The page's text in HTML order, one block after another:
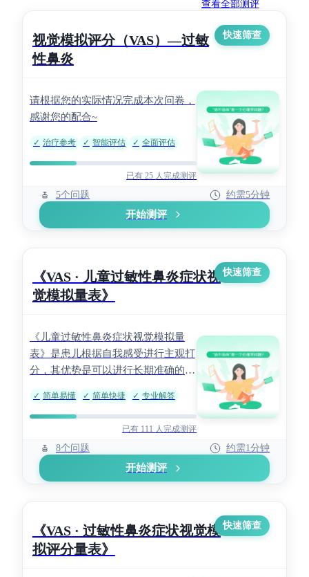
查看全部测评
视觉模拟评分（VAS）—过敏
性鼻炎
快速筛查
请根据您的实际情况完成本次问卷，
感谢您的配合~
✓ 治疗参考 ✓ 智能评估 ✓ 全面评估
已有 25 人完成测评
5个问题 约需5分钟
开始测评
《VAS · 儿童过敏性鼻炎症状视
觉模拟量表》
快速筛查
《儿童过敏性鼻炎症状视觉模拟量
表》是患儿根据自我感受进行主观打
分，其优势是可以进行长期准确的疗
效评估，从而反映疾病症状的改变程
度。
✓ 简单易懂 ✓ 简单快捷 ✓ 专业解答
已有 111 人完成测评
8个问题 约需1分钟
开始测评
《VAS · 过敏性鼻炎症状视觉模
拟评分量表》
快速筛查